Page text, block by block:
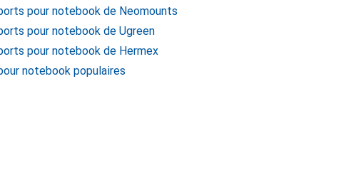
pour notebook de Neomounts
pour notebook de Ugreen
pour notebook de Hermex
notebook populaires